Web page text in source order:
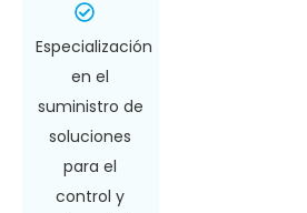
Especialización
en el
suministro de
soluciones
para el
control y